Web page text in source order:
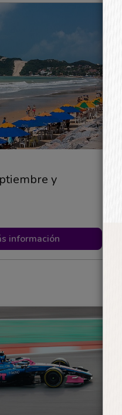
y
información